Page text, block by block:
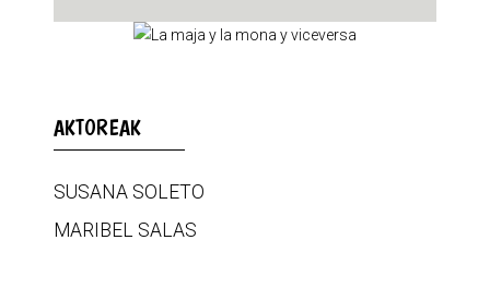
AKTOREAK
SUSANA SOLETO
MARIBEL SALAS